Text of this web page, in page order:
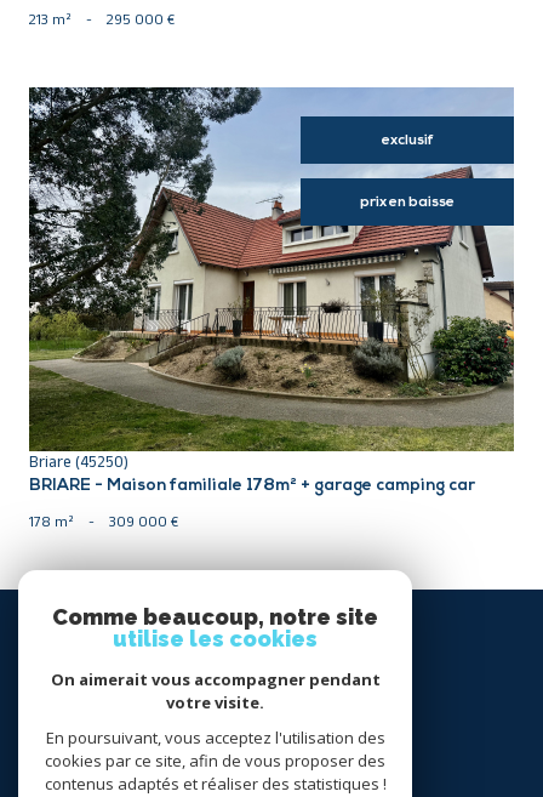
213 m² - 295 000 €
exclusif
prix en baisse
VOIR LE BIEN
Briare (45250)
BRIARE - Maison familiale 178m² + garage camping car
178 m² - 309 000 €
SE
CONNECTER
espace propriétaire
NOUS
Comme beaucoup, notre site
utilise les cookies
On aimerait vous accompagner pendant
votre visite.
En poursuivant, vous acceptez l'utilisation des
cookies par ce site, afin de vous proposer des
contenus adaptés et réaliser des statistiques !